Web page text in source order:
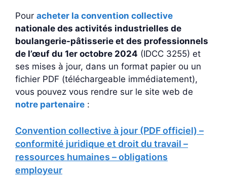
Pour acheter la convention collective
nationale des activités industrielles de
boulangerie-pâtisserie et des professionnels
de l’œuf du 1er octobre 2024 (IDCC 3255) et
ses mises à jour, dans un format papier ou un
fichier PDF (téléchargeable immédiatement),
vous pouvez vous rendre sur le site web de
notre partenaire :
Convention collective à jour (PDF officiel) –
conformité juridique et droit du travail –
ressources humaines – obligations
employeur